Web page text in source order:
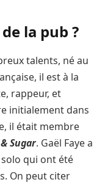
la pub ?
talents, né au
il est à la
rappeur, et
initialement dans
il était membre
Sugar. Gaël Faye a
qui ont été
On peut citer